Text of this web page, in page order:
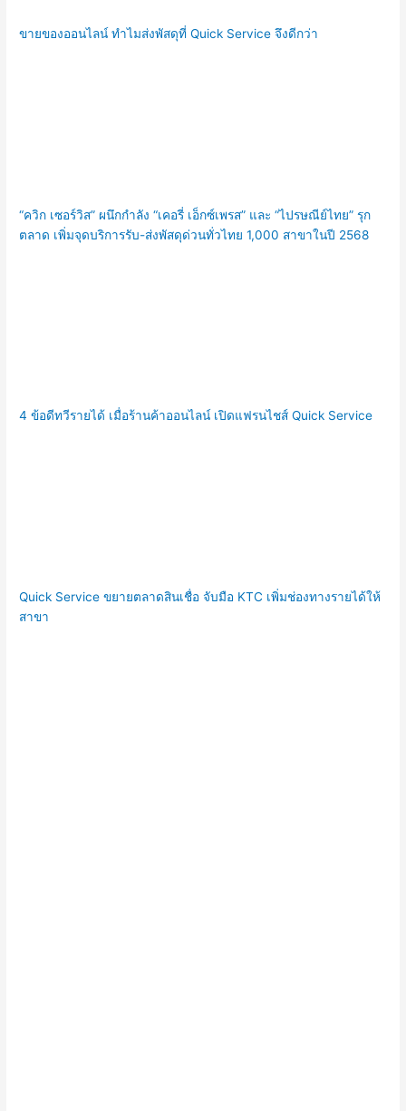
ขายของออนไลน์ ทำไมส่งพัสดุที่ Quick Service จึงดีกว่า
“ควิก เซอร์วิส” ผนึกกำลัง “เคอรี่ เอ็กซ์เพรส” และ “ไปรษณีย์ไทย” รุก
ตลาด เพิ่มจุดบริการรับ-ส่งพัสดุด่วนทั่วไทย 1,000 สาขาในปี 2568
4 ข้อดีทวีรายได้ เมื่อร้านค้าออนไลน์ เปิดแฟรนไชส์ Quick Service
Quick Service ขยายตลาดสินเชื่อ จับมือ KTC เพิ่มช่องทางรายได้ให้
สาขา